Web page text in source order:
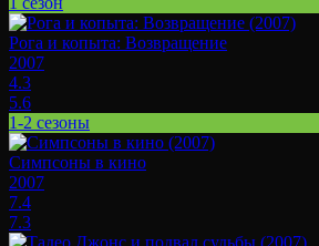
Рога и копыта: Возвращение
2007
4.3
5.6
1-2 сезоны
Симпсоны в кино
2007
7.4
7.3